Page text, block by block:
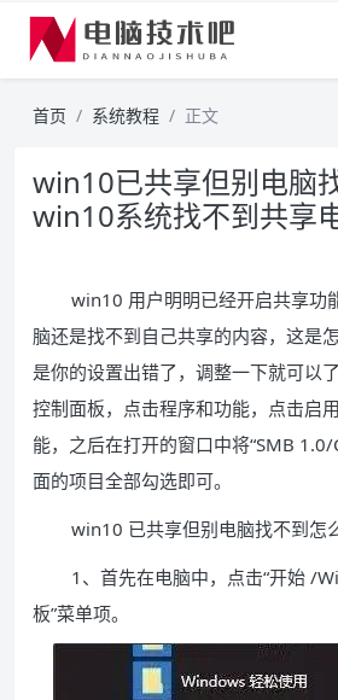
首页 系统教程 正文
win10已共享但别电脑
win10系统找不到共享
win10 用户明明已经开启共享功
脑还是找不到自己共享的内容，这是
是你的设置出错了，调整一下就可以
控制面板，点击程序和功能，点击启
能，之后在打开的窗口中将“SMB 1.0/
面的项目全部勾选即可。
win10 已共享但别电脑找不到怎
1、首先在电脑中，点击“开始 /
板”菜单项。